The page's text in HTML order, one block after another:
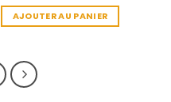
AJOUTER AU PANIER